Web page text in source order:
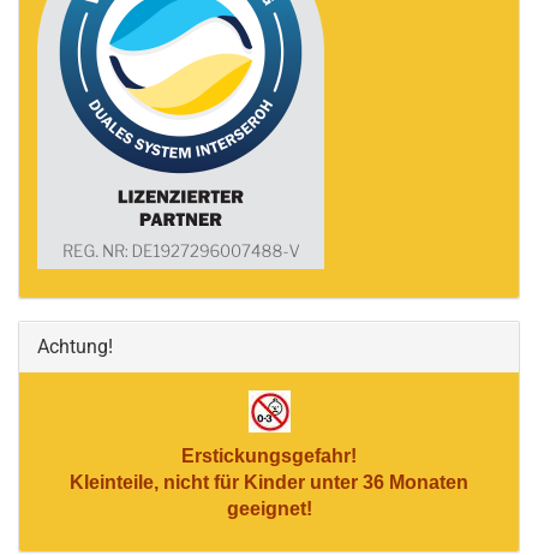
Achtung!
Erstickungsgefahr!
Kleinteile, nicht für Kinder unter 36 Monaten
geeignet!